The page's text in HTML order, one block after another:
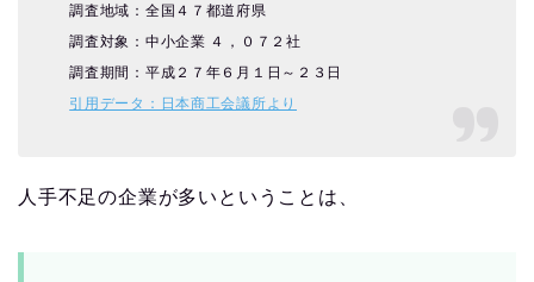
調査地域：全国４７都道府県
調査対象：中小企業 ４，０７２社
調査期間：平成２７年６月１日～２３日
引用データ：日本商工会議所より
人手不足の企業が多いということは、